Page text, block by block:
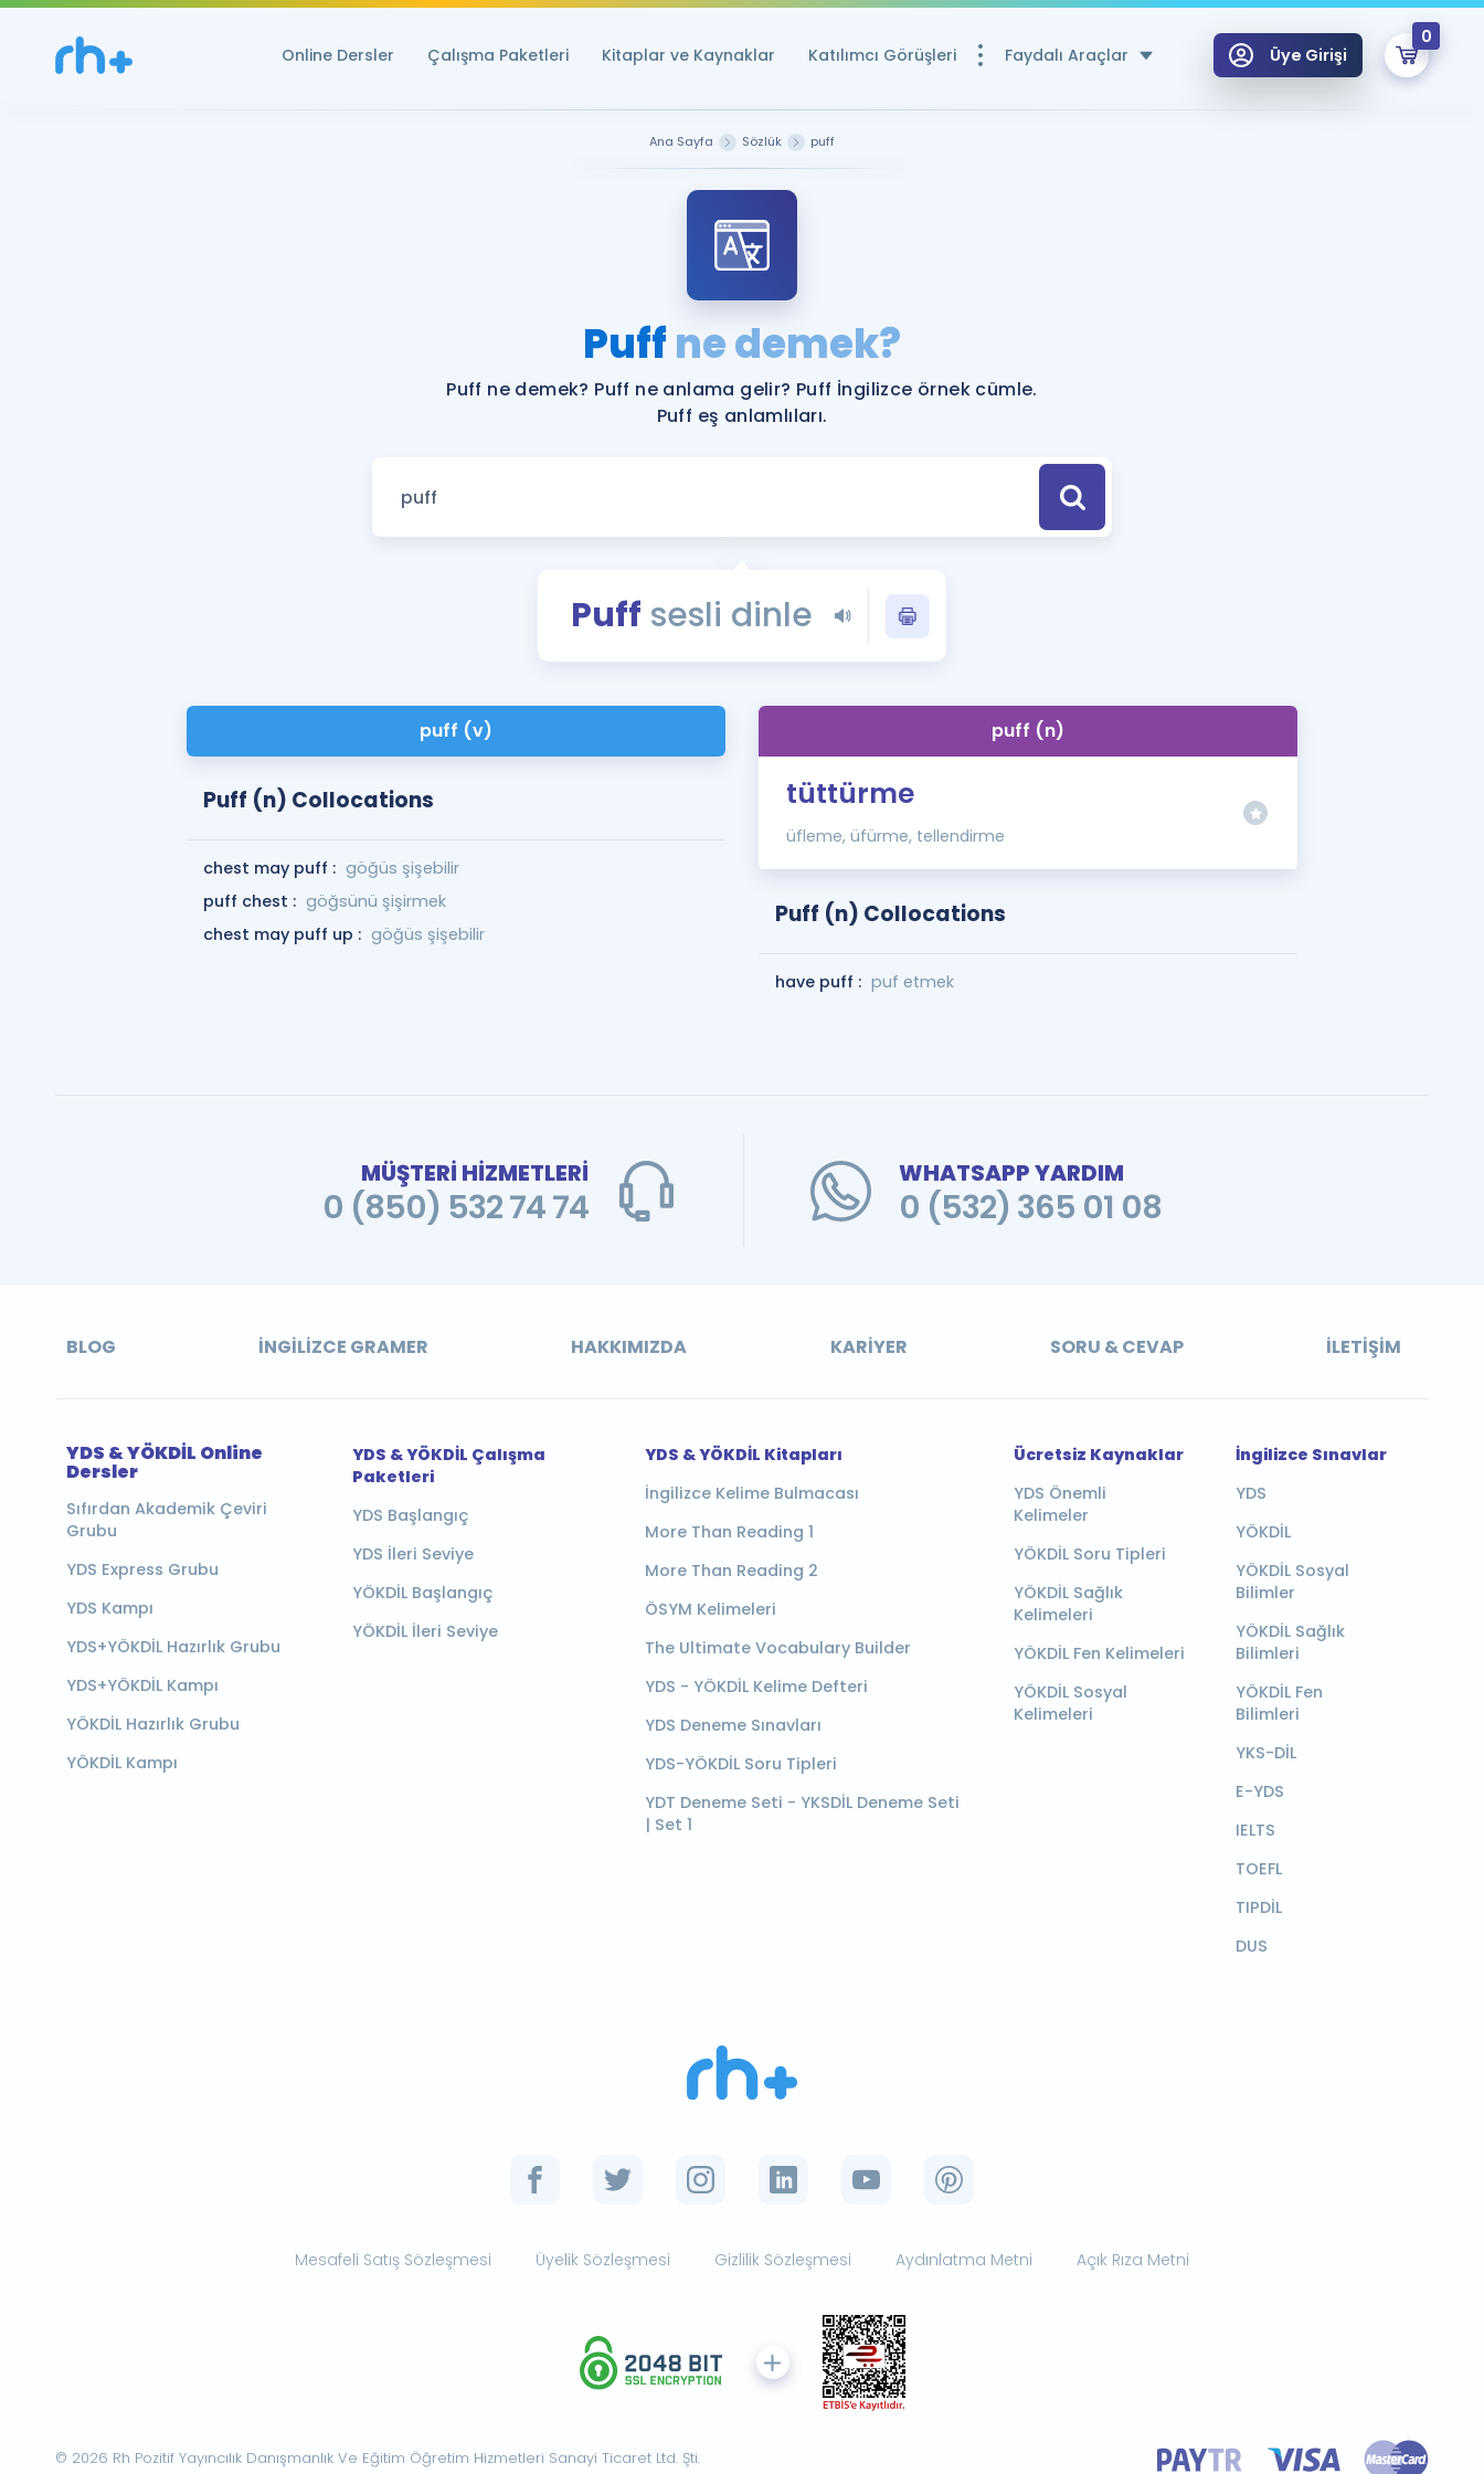
Online Dersler Çalışma Paketleri Kitaplar ve Kaynaklar Katılımcı Görüşleri Faydalı Araçlar
YDS ve YÖKDİL Puan Hesaplama Aracı
YDS ve YÖKDİL'e Hazırlananlar için Öneriler
Tüm ÖSYM Sınavları Tek Takvimde
Blog
YDS - YÖKDİL Tüm Sınavlarla İlgili Haberler
İngilizce Gramer
Üye Girişi
0
Ana Sayfa Sözlük puff
Puffne demek?
Puff ne demek? Puff ne anlama gelir? Puff İngilizce örnek cümle.
Puff eş anlamlıları.
Puff sesli dinle
puff (v)
Puff (n) Collocations
chest may puff : göğüs şişebilir
puff chest : göğsünü şişirmek
chest may puff up : göğüs şişebilir
puff (n)
tüttürme
üfleme, üfürme, tellendirme
Puff (n) Collocations
have puff : puf etmek
MÜŞTERİ HİZMETLERİ
0 (850) 532 74 74
WHATSAPP YARDIM
0 (532) 365 01 08
BLOG İNGILIZCE GRAMER HAKKIMIZDA KARIYER SORU & CEVAP İLETIŞIM
YDS & YÖKDİL Online
Dersler
Sıfırdan Akademik Çeviri
Grubu
YDS Express Grubu
YDS Kampı
YDS+YÖKDİL Hazırlık Grubu
YDS+YÖKDİL Kampı
YÖKDİL Hazırlık Grubu
YÖKDİL Kampı
YDS & YÖKDİL Çalışma
Paketleri
YDS Başlangıç
YDS İleri Seviye
YÖKDİL Başlangıç
YÖKDİL İleri Seviye
YDS & YÖKDİL Kitapları
İngilizce Kelime Bulmacası
More Than Reading 1
More Than Reading 2
ÖSYM Kelimeleri
The Ultimate Vocabulary Builder
YDS - YÖKDİL Kelime Defteri
YDS Deneme Sınavları
YDS-YÖKDİL Soru Tipleri
YDT Deneme Seti - YKSDİL Deneme Seti
| Set 1
Ücretsiz Kaynaklar
YDS Önemli
Kelimeler
YÖKDİL Soru Tipleri
YÖKDİL Sağlık
Kelimeleri
YÖKDİL Fen Kelimeleri
YÖKDİL Sosyal
Kelimeleri
İngilizce Sınavlar
YDS
YÖKDİL
YÖKDİL Sosyal
Bilimler
YÖKDİL Sağlık
Bilimleri
YÖKDİL Fen
Bilimleri
YKS-DİL
E-YDS
IELTS
TOEFL
TIPDİL
DUS
Mesafeli Satış Sözleşmesi Üyelik Sözleşmesi Gizlilik Sözleşmesi Aydınlatma Metni Açık Rıza Metni
© 2026 Rh Pozitif Yayıncılık Danışmanlık Ve Eğitim Öğretim Hizmetleri Sanayi Ticaret Ltd. Şti.